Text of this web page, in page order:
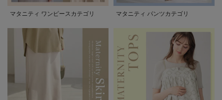
マタニティ ワンピースカテゴリ マタニティ パンツカテゴリ